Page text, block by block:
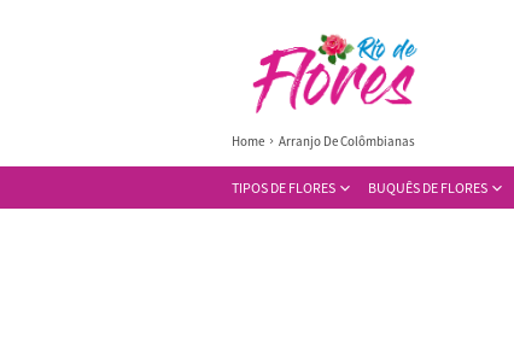
TIPOS DE FLORES BUQUÊS DE FLORES
Home Arranjo De Colômbianas